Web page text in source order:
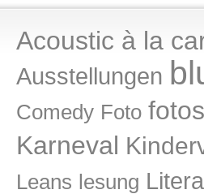
Acoustic à la
Ausstellungen
Comedy Foto fotos
Karneval
Leans lesung